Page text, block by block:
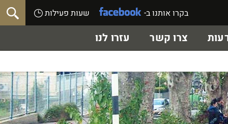
בקרו אותנו ב- שעות פעילות
צרו קשר עזרו לנו